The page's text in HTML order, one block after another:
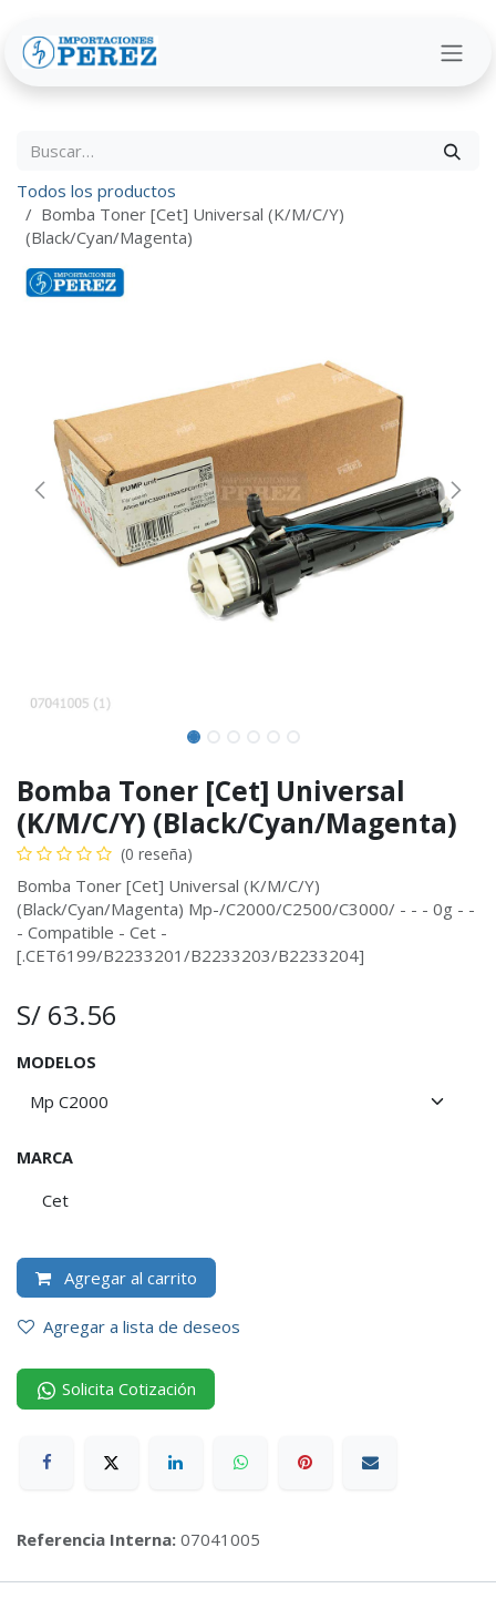
Todos los productos
Bomba Toner [Cet] Universal (K/M/C/Y)
(Black/Cyan/Magenta)
Bomba Toner [Cet] Universal
(K/M/C/Y) (Black/Cyan/Magenta)
(0 reseña)
Bomba Toner [Cet] Universal (K/M/C/Y)
(Black/Cyan/Magenta) Mp-/C2000/C2500/C3000/ - - - 0g - -
- Compatible - Cet -
[.CET6199/B2233201/B2233203/B2233204]
S/ 63.56
MODELOS
MARCA
Cet
Agregar al carrito
Agregar a lista de deseos
Solicita Cotización
Referencia Interna: 07041005